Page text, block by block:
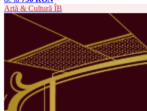
Artă & Cultură ÎB